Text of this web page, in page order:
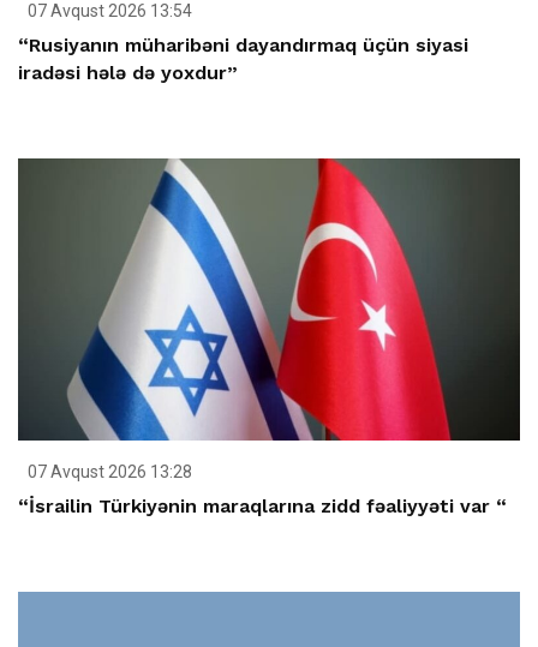
07 Avqust 2026 13:54
“Rusiyanın müharibəni dayandırmaq üçün siyasi
iradəsi hələ də yoxdur”
07 Avqust 2026 13:28
“İsrailin Türkiyənin maraqlarına zidd fəaliyyəti var “